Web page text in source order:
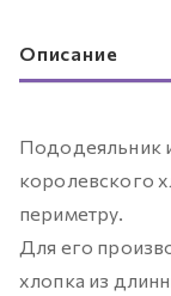
Описание
Пододеяльник
королевского
периметру.
Для его
хлопка из